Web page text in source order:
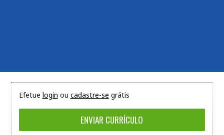
Efetue login ou cadastre-se grátis